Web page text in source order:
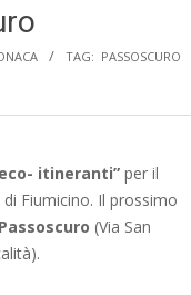
TAG: PASSOSCURO
itineranti” per il
Fiumicino. Il prossimo
Passoscuro (Via San